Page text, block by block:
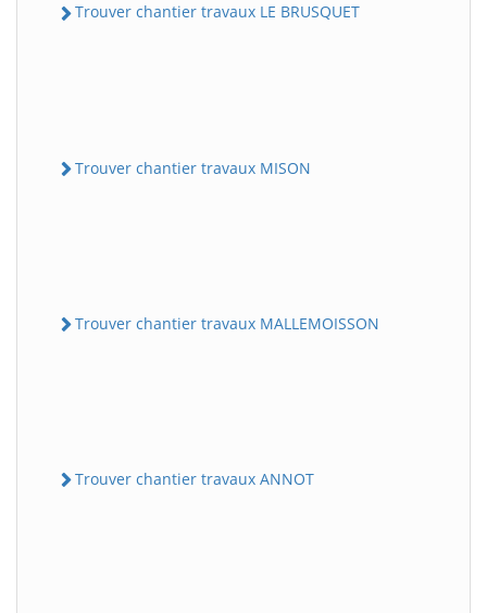
Trouver chantier travaux LE BRUSQUET
Trouver chantier travaux MISON
Trouver chantier travaux MALLEMOISSON
Trouver chantier travaux ANNOT